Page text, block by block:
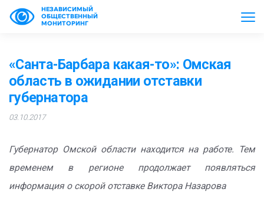
НЕЗАВИСИМЫЙ
ОБЩЕСТВЕННЫЙ
МОНИТОРИНГ
«Санта-Барбара какая-то»: Омская
область в ожидании отставки
губернатора
03.10.2017
Губернатор Омской области находится на работе. Тем
временем в регионе продолжает появляться
информация о скорой отставке Виктора Назарова